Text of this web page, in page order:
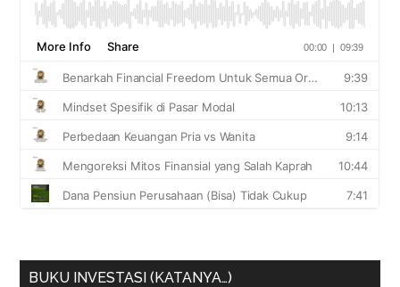
BUKU INVESTASI (KATANYA…)